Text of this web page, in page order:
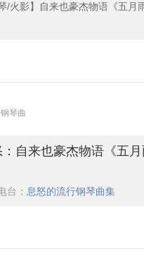
琴/火影】自来也豪杰物语《五月
钢琴曲
：自来也豪杰物语《五
台： 息怒的流行钢琴曲集